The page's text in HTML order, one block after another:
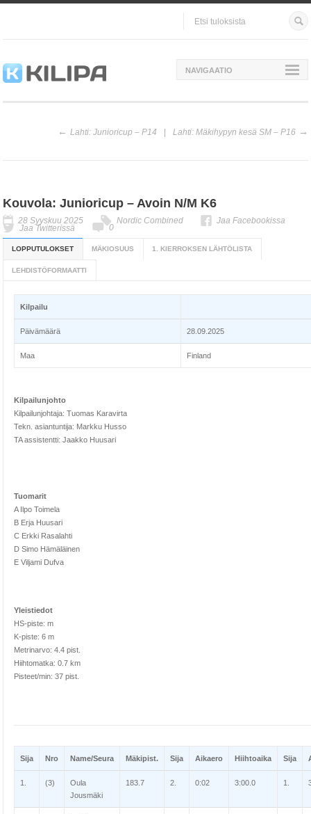
NAVIGAATIO
Lahti: Junioricup – P14 Lahti: Mäkihypyn kesä SM – P16
Kouvola: Junioricup – Avoin N/M K6
28 Syyskuu 2025 Nordic Combined Jaa Facebookissa
Jaa Twitterissä 0
LOPPUTULOKSET MÄKIOSUUS 1. KIERROKSEN LÄHTÖLISTA
LEHDISTÖFORMAATTI
Kilpailu
Päivämäärä 28.09.2025
Maa Finland
Kilpailunjohto
Kilpailunjohtaja: Tuomas Karavirta
Tekn. asiantuntija: Markku Husso
TA assistentti: Jaakko Huusari
Tuomarit
A Ilpo Toimela
B Erja Huusari
C Erkki Rasalahti
D Simo Hämäläinen
E Viljami Dufva
Yleistiedot
HS-piste: m
K-piste: 6 m
Metrinarvo: 4.4 pist.
Hiihtomatka: 0.7 km
Pisteet/min: 37 pist.
Sija Nro Name/Seura Mäkipist. Sija Aikaero Hiihtoaika Sija
1. (3)
Oula
Jousmäki
183.7 2. 0:02 3:00.0 1.